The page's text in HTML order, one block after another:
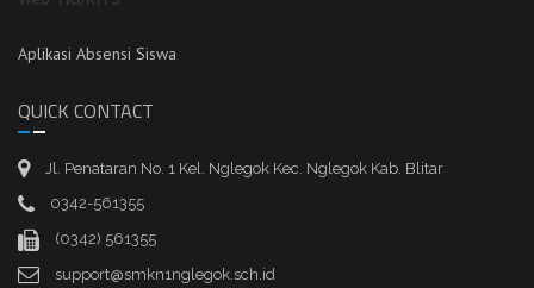
Aplikasi Absensi Siswa
QUICK CONTACT
Jl. Penataran No. 1 Kel. Nglegok Kec. Nglegok Kab. Blitar
0342-561355
(0342) 561355
support@smkn1nglegok.sch.id